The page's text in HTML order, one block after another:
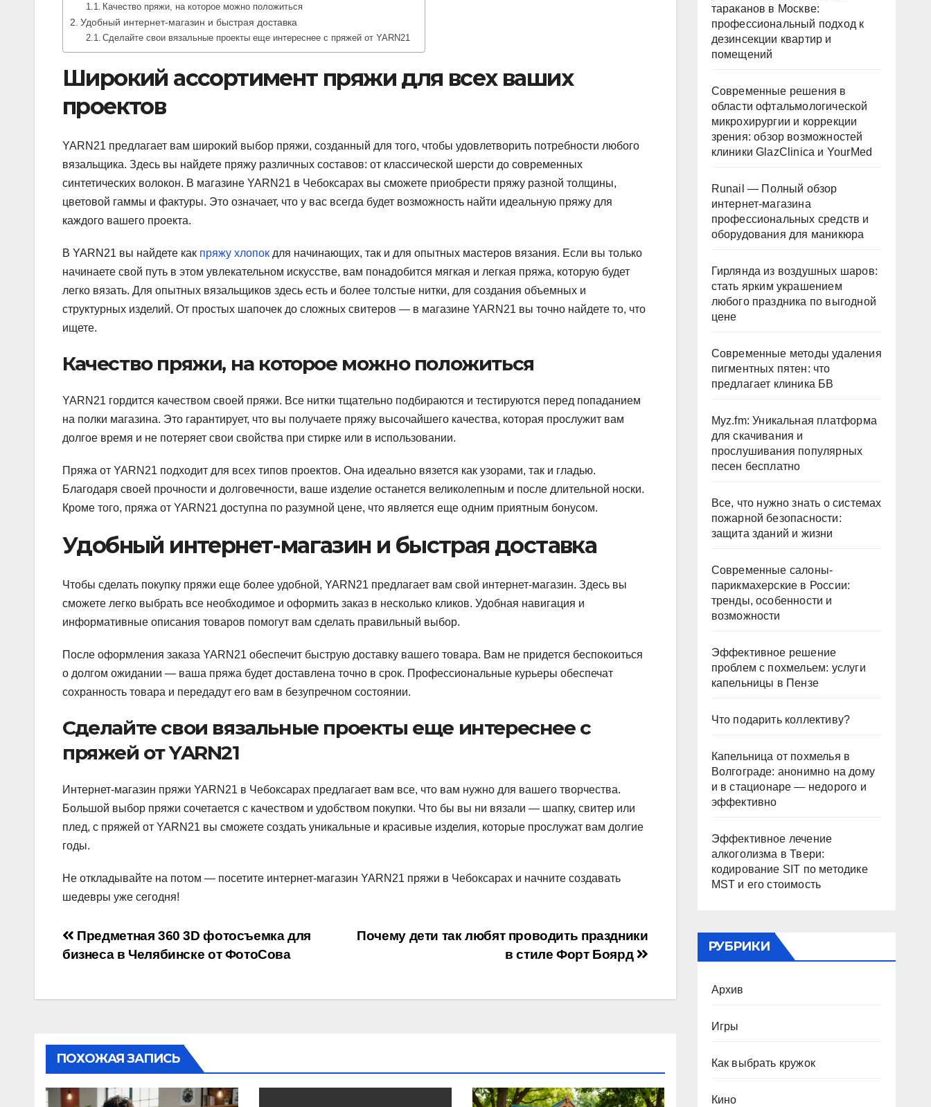
Качество пряжи, на которое можно положиться
Удобный интернет-магазин и быстрая доставка
Сделайте свои вязальные проекты еще интереснее с пряжей от YARN21
Широкий ассортимент пряжи для всех ваших
проектов
YARN21 предлагает вам широкий выбор пряжи, созданный для того, чтобы удовлетворить потребности любого
вязальщика. Здесь вы найдете пряжу различных составов: от классической шерсти до современных
синтетических волокон. В магазине YARN21 в Чебоксарах вы сможете приобрести пряжу разной толщины,
цветовой гаммы и фактуры. Это означает, что у вас всегда будет возможность найти идеальную пряжу для
каждого вашего проекта.
В YARN21 вы найдете как пряжу хлопок для начинающих, так и для опытных мастеров вязания. Если вы только
начинаете свой путь в этом увлекательном искусстве, вам понадобится мягкая и легкая пряжа, которую будет
легко вязать. Для опытных вязальщиков здесь есть и более толстые нитки, для создания объемных и
структурных изделий. От простых шапочек до сложных свитеров — в магазине YARN21 вы точно найдете то, что
ищете.
Качество пряжи, на которое можно положиться
YARN21 гордится качеством своей пряжи. Все нитки тщательно подбираются и тестируются перед попаданием
на полки магазина. Это гарантирует, что вы получаете пряжу высочайшего качества, которая прослужит вам
долгое время и не потеряет свои свойства при стирке или в использовании.
Пряжа от YARN21 подходит для всех типов проектов. Она идеально вязется как узорами, так и гладью.
Благодаря своей прочности и долговечности, ваше изделие останется великолепным и после длительной носки.
Кроме того, пряжа от YARN21 доступна по разумной цене, что является еще одним приятным бонусом.
Удобный интернет-магазин и быстрая доставка
Чтобы сделать покупку пряжи еще более удобной, YARN21 предлагает вам свой интернет-магазин. Здесь вы
сможете легко выбрать все необходимое и оформить заказ в несколько кликов. Удобная навигация и
информативные описания товаров помогут вам сделать правильный выбор.
После оформления заказа YARN21 обеспечит быструю доставку вашего товара. Вам не придется беспокоиться
о долгом ожидании — ваша пряжа будет доставлена точно в срок. Профессиональные курьеры обеспечат
сохранность товара и передадут его вам в безупречном состоянии.
Сделайте свои вязальные проекты еще интереснее с
пряжей от YARN21
Интернет-магазин пряжи YARN21 в Чебоксарах предлагает вам все, что вам нужно для вашего творчества.
Большой выбор пряжи сочетается с качеством и удобством покупки. Что бы вы ни вязали — шапку, свитер или
плед, с пряжей от YARN21 вы сможете создать уникальные и красивые изделия, которые прослужат вам долгие
годы.
Не откладывайте на потом — посетите интернет-магазин YARN21 пряжи в Чебоксарах и начните создавать
шедевры уже сегодня!
Навигация
записям
Почему дети так любят проводить праздники
в стиле Форт Боярд
Предметная 360 3D фотосъемка для
бизнеса в Челябинске от ФотоСова
ПОХОЖАЯ ЗАПИСЬ
тараканов в Москве:
профессиональный подход к
дезинсекции квартир и
помещений
Современные решения в
области офтальмологической
микрохирургии и коррекции
зрения: обзор возможностей
клиники GlazClinica и YourMed
Runail — Полный обзор
интернет-магазина
профессиональных средств и
оборудования для маникюра
Гирлянда из воздушных шаров:
стать ярким украшением
любого праздника по выгодной
цене
Современные методы удаления
пигментных пятен: что
предлагает клиника БВ
Myz.fm: Уникальная платформа
для скачивания и
прослушивания популярных
песен бесплатно
Все, что нужно знать о системах
пожарной безопасности:
защита зданий и жизни
Современные салоны-
парикмахерские в России:
тренды, особенности и
возможности
Эффективное решение
проблем с похмельем: услуги
капельницы в Пензе
Что подарить коллективу?
Капельница от похмелья в
Волгограде: анонимно на дому
и в стационаре — недорого и
эффективно
Эффективное лечение
алкоголизма в Твери:
кодирование SIT по методике
MST и его стоимость
РУБРИКИ
Архив
Игры
Как выбрать кружок
Кино